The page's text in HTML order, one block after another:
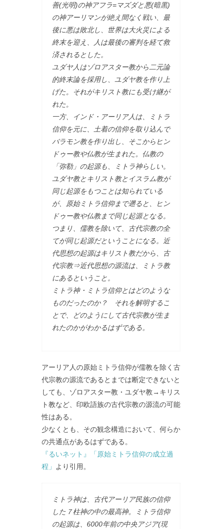
善(光明)の神アフラ=マズダと悪(暗黒)
の神アーリマンが絶え間なく戦い、最
後に悪は敗北し、世界は大火災による
終末を迎え、人は最後の審判を経て救
済されるとした。
ユダヤ人はゾロアスター教から二元論
的終末論を採用し、ユダヤ教を作り上
げた。それがキリスト教にも受け継が
れた。
一方、インド・アーリア人は、ミトラ
信仰を元に、土着の信仰を取り込んで
バラモン教を作り出し、そこからヒン
ドゥー教や仏教が生まれた。仏教の
「弥勒」の起源も、ミトラ神らしい。
ユダヤ教とキリスト教とイスラム教が
同じ起源をもつことは知られている
が、原始ミトラ信仰まで遡ると、ヒン
ドゥー教や仏教まで同じ起源となる。
つまり、儒教を除いて、古代宗教の全
てが同じ起源だということになる。近
代思想の起源はキリスト教だから、古
代宗教⇒近代思想の源流は、ミトラ教
にあるということ。
ミトラ神・ミトラ信仰とはどのような
ものだったのか？ それを解明するこ
とで、どのようにして古代宗教が生ま
れたのかがわかるはずである。
アーリア人の原始ミトラ信仰が儒教を除く古
代宗教の源流であるとまでは断定できないと
しても、ゾロアスター教・ユダヤ教→キリス
ト教など、印欧語族の古代宗教の源流の可能
性はある。
少なくとも、その観念構造において、何らか
の共通点があるはずである。
『るいネット』「原始ミトラ信仰の成立過
程」
より引用。
ミトラ神は、古代アーリア民族の信仰
した７柱神の中の最高神。ミトラ信仰
の起源は、6000年前の中央アジア(現